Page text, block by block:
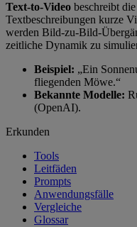
Text-to-Video beschreibt
Textbeschreibungen kurze
werden Bild-zu-Bild-
zeitliche Dynamik zu
Beispiel: „Ein
fliegenden Möwe.“
Bekannte Modelle:
(OpenAI).
Erkunden
Tools
Leitfäden
Prompts
Anwendungsfälle
Vergleiche
Glossar